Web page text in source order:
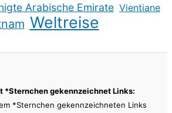
Arabische Emirate Vientiane
Weltreise
*Sternchen gekennzeichnet Links:
*Sternchen gekennzeichneten Links